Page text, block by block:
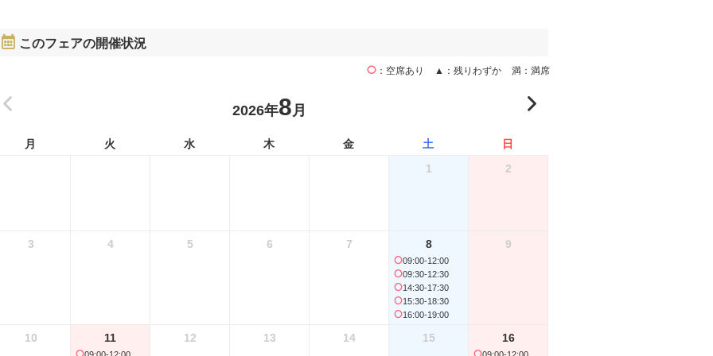
このフェアの開催状況
空席あり ▲ 残りわずか 満 満席
2026年8 月
月 火 水 木 金 土
日
1
2
3 4 5 6 7 8
09:00-12:00
09:30-12:30
14:30-17:30
15:30-18:30
16:00-19:00
9
10 11 12 13 14 15 16